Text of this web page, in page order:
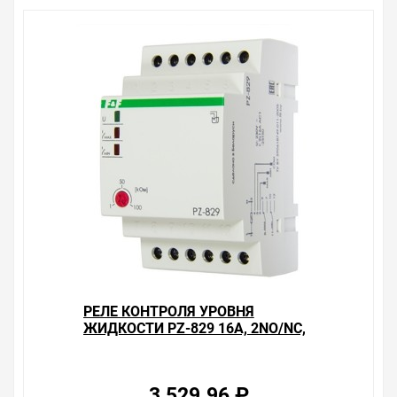
Степень защиты корпуса: IP20 (PN-EN 60529)
Категория перенапряжения: II
Степень загрязнения: 2
Импульсное напряжение: 2 kV (PN-EN 61000-4-5)
Размеры: 90x35x66 мм
Обращаем Ваше внимание, что размещенная на
данном сайте справочная информация о товарах не
является офертой, наличие и стоимость оборудования
необходимо уточнить у менеджеров, которые с
удовольствием помогут Вам в выборе оборудования и
Производитель оставляет за собой право изменять
внешний вид, технические характеристики и
Цена на Реле контроля уровня токопроводящей
РЕЛЕ КОНТРОЛЯ УРОВНЯ
ЖИДКОСТИ PZ-829 16А, 2NO/NC,